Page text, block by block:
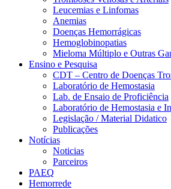
Leucemias e Linfomas
Anemias
Doenças Hemorrágicas
Hemoglobinopatias
Mieloma Múltiplo e Outras
Ensino e Pesquisa
CDT – Centro de Doenças
Laboratório de Hemostasia
Lab. de Ensaio de Proficiência
Laboratório de Hemostasia e
Legislação / Material Didatico
Publicações
Notícias
Noticias
Parceiros
PAEQ
Hemorrede